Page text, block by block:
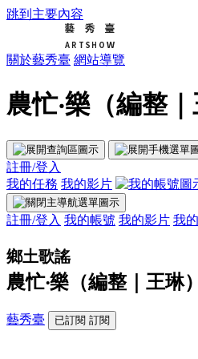
跳到主要內容
關於藝秀臺 網站導覽
農忙‧樂（編整
註冊/登入
我的任務 我的影片
註冊/登入 我的帳號 我的影片 我
鄉土歌謠
農忙‧樂（編整｜王琳）
藝秀臺 已訂閱 訂閱